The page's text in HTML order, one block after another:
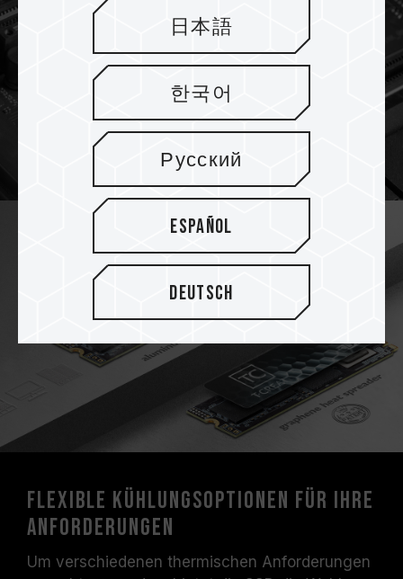
Flexible Kühlungsoptionen für Ihre
Anforderungen
Um verschiedenen thermischen Anforderungen
日本語
한국어
Русский
Español
Deutsch